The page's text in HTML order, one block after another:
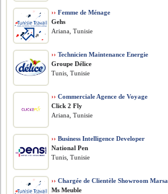
›› Femme de Ménage
Gehs
Ariana, Tunisie
›› Technicien Maintenance Energie
Groupe Délice
Tunis, Tunisie
›› Commerciale Agence de Voyage
Click 2 Fly
Ariana, Tunisie
›› Business Intelligence Developer
National Pen
Tunis, Tunisie
›› Chargée de Clientèle Showroom Marsa
Ms Meuble